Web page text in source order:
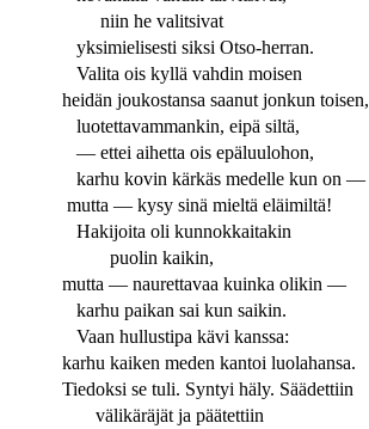
niin he valitsivat
yksimielisesti siksi Otso-herran.
Valita ois kyllä vahdin moisen
heidän joukostansa saanut jonkun toisen,
luotettavammankin, eipä siltä,
— ettei aihetta ois epäluulohon,
karhu kovin kärkäs medelle kun on —
mutta — kysy sinä mieltä eläimiltä!
Hakijoita oli kunnokkaitakin
puolin kaikin,
mutta — naurettavaa kuinka olikin —
karhu paikan sai kun saikin.
Vaan hullustipa kävi kanssa:
karhu kaiken meden kantoi luolahansa.
Tiedoksi se tuli. Syntyi häly. Säädettiin
välikäräjät ja päätettiin